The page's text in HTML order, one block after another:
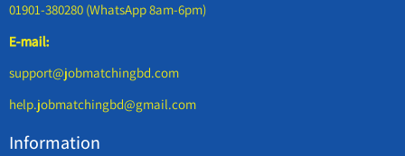
01901-380280 (WhatsApp 8am-6pm)
E-mail:
support@jobmatchingbd.com
help.jobmatchingbd@gmail.com
Information